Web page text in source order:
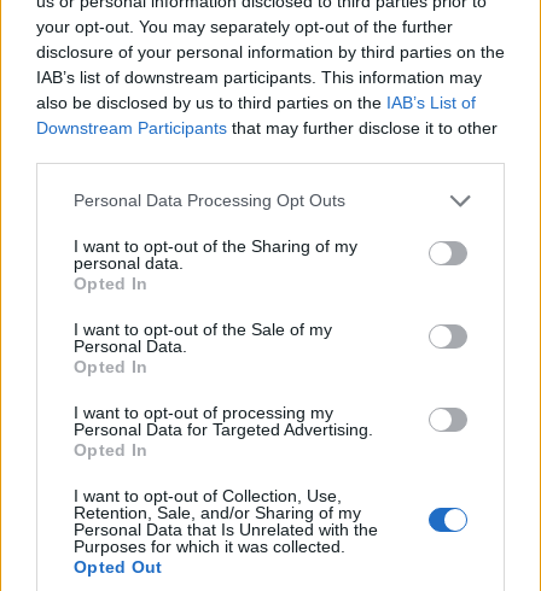
your opt-out. You may separately opt-out of the further
disclosure of your personal information by third parties on the
IAB’s list of downstream participants. This information may
also be disclosed by us to third parties on the IAB’s List of
Downstream Participants that may further disclose it to other
Please note that this website/app uses one or more Google
not limited to your visit or usage behaviour. You may click to
grant or deny consent to Google and its third-party tags to
use your data for below specified purposes in below Google
consent section.
Personal Data Processing Opt Outs
I want to opt-out of the Sharing of my
personal data.
Opted In
I want to opt-out of the Sale of my
Personal Data.
Opted In
I want to opt-out of processing my
Personal Data for Targeted Advertising.
Opted In
I want to opt-out of Collection, Use,
Retention, Sale, and/or Sharing of my
Personal Data that Is Unrelated with the
Purposes for which it was collected.
Opted Out
Για να προσθέσεις το σχόλιο
σου πρέπει να συνδεθείς
στο my gazzetta!
Εγγραφή Σύνδεση
Glikoulis7
24/01/2026 - 12:25
Πιο δώρο ρε φίλε.τοσι πολύ σε ενδιαφέρει ή
βγούμε 6 αρκεί στα πλέι-οφ να είμαστε υγιείς.δεν
θα υπάρχει κανένα πρόβλημα
Αλχημείες